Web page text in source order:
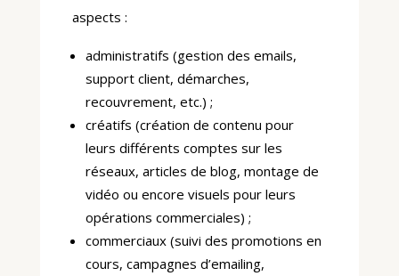
aspects :
administratifs (gestion des emails,
support client, démarches,
recouvrement, etc.) ;
créatifs (création de contenu pour
leurs différents comptes sur les
réseaux, articles de blog, montage de
vidéo ou encore visuels pour leurs
opérations commerciales) ;
commerciaux (suivi des promotions en
cours, campagnes d’emailing,